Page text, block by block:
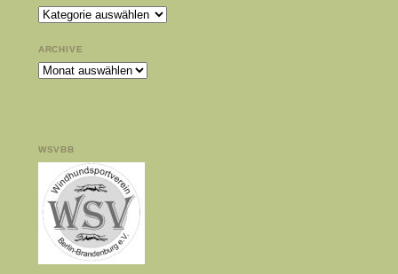
Kategorien
ARCHIVE
Archive
WSVBB